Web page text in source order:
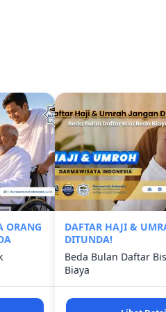
ORANG
DAFTAR HAJI &
DITUNDA!
Beda Bulan Daftar
Biaya